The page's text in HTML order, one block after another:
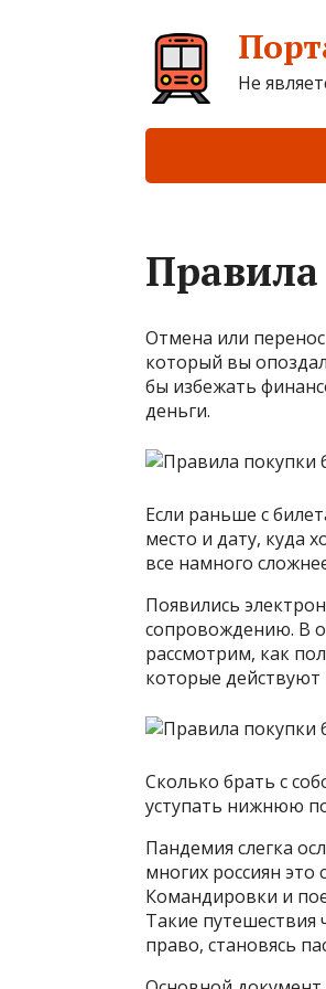
Не
Отмена или
который вы
бы избежать
деньги.
Если раньше с
место и дату, куда
все намного
Появились
сопровождению. В
рассмотрим, как
которые
Сколько брать с
уступать нижнюю
Пандемия слегка
многих россиян
Командировки и
Такие путешествия
право, становясь